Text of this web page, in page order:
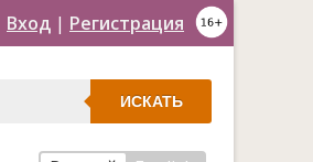
Вход | Регистрация
ИСКАТЬ